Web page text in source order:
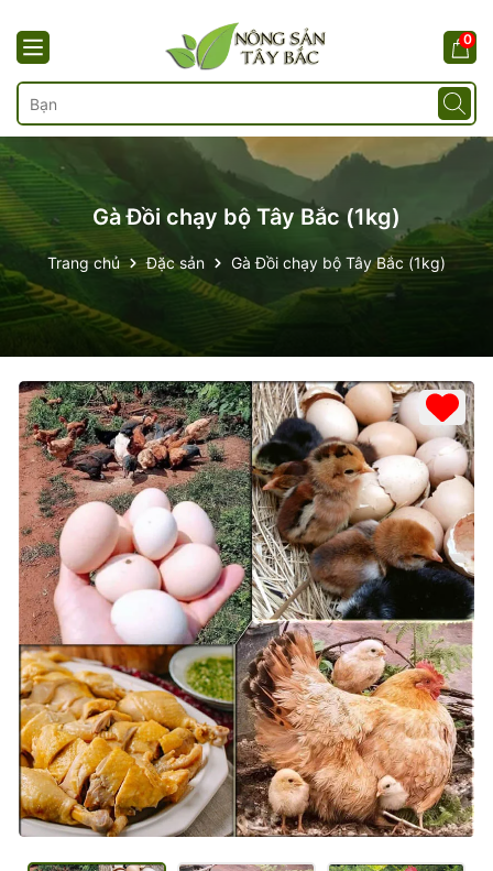
0
Gà Đồi chạy bộ Tây Bắc (1kg)
Trang chủ Đặc sản Gà Đồi chạy bộ Tây Bắc (1kg)
Mã giảm giá:
Ngày hết hạn:
Điều kiện: